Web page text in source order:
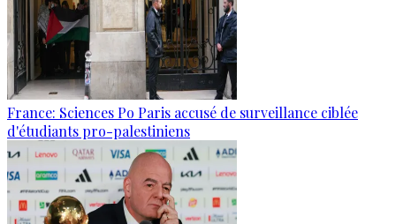
France: Sciences Po Paris accusé de surveillance ciblée
d'étudiants pro-palestiniens